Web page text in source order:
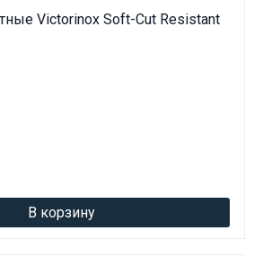
Victorinox Soft-Cut Resistant
В корзину